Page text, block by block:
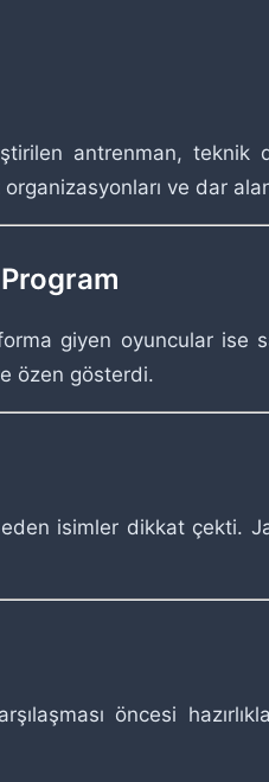
antrenman, teknik
ve dar
giyen oyuncular ise
özen gösterdi.
isimler dikkat çekti.
öncesi